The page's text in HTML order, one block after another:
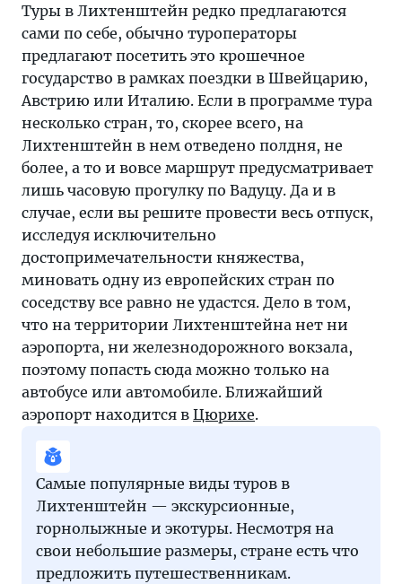
Туры в Лихтенштейн редко предлагаются
сами по себе, обычно туроператоры
предлагают посетить это крошечное
государство в рамках поездки в Швейцарию,
Австрию или Италию. Если в программе тура
несколько стран, то, скорее всего, на
Лихтенштейн в нем отведено полдня, не
более, а то и вовсе маршрут предусматривает
лишь часовую прогулку по Вадуцу. Да и в
случае, если вы решите провести весь отпуск,
исследуя исключительно
достопримечательности княжества,
миновать одну из европейских стран по
соседству все равно не удастся. Дело в том,
что на территории Лихтенштейна нет ни
аэропорта, ни железнодорожного вокзала,
поэтому попасть сюда можно только на
автобусе или автомобиле. Ближайший
аэропорт находится в Цюрихе.
Самые популярные виды туров в
Лихтенштейн — экскурсионные,
горнолыжные и экотуры. Несмотря на
свои небольшие размеры, стране есть что
предложить путешественникам.